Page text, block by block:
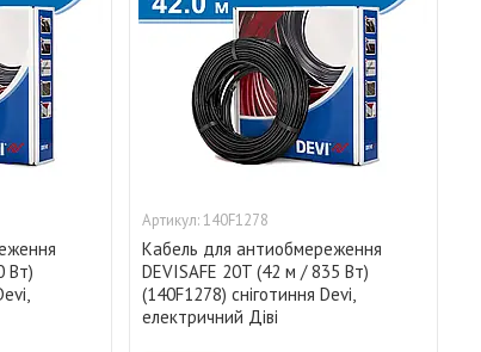
Вт)
140F1278
Кабель для антиобмереження
DEVISAFE 20T (42 м / 835 Вт)
(140F1278) сніготиння Devi,
електричний Діві